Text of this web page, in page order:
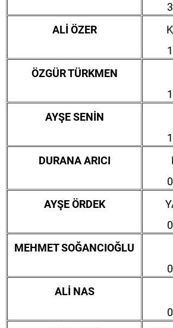
ALİ ÖZER
ÖZGÜR TÜRKMEN
AYŞE SENİN
DURANA ARICI
AYŞE ÖRDEK
MEHMET SOĞANCIOĞLU
ALİ NAS